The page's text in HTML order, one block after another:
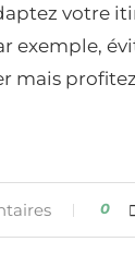
votre
exemple,
mais
0